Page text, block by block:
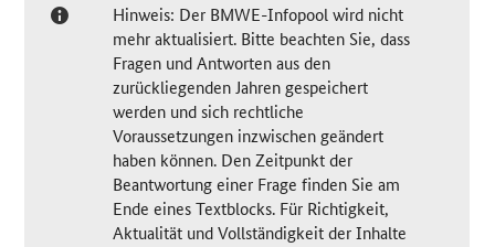
Hinweis: Der BMWE-Infopool wird nicht
mehr aktualisiert. Bitte beachten Sie, dass
Fragen und Antworten aus den
zurückliegenden Jahren gespeichert
werden und sich rechtliche
Voraussetzungen inzwischen geändert
haben können. Den Zeitpunkt der
Beantwortung einer Frage finden Sie am
Ende eines Textblocks. Für Richtigkeit,
Aktualität und Vollständigkeit der Inhalte